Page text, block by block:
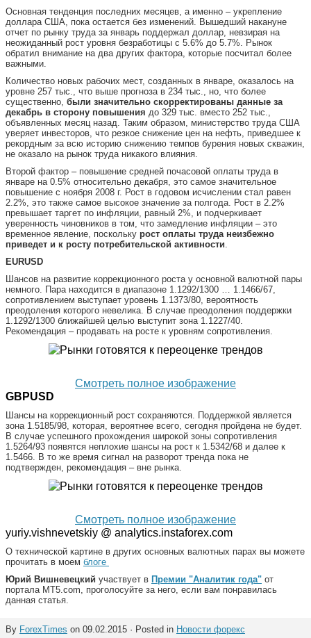
Основная тенденция последних месяцев, а именно – укрепление
доллара США, пока остается без изменений. Вышедший накануне
отчет по рынку труда за январь поддержал доллар, невзирая на
неожиданный рост уровня безработицы с 5.6% до 5.7%. Рынок
обратил внимание на два других фактора, которые посчитал более
важными.
Количество новых рабочих мест, созданных в январе, оказалось на
уровне 257 тыс., что выше прогноза в 234 тыс., но, что более
существенно, были значительно скорректированы данные за
декабрь в сторону повышения до 329 тыс. вместо 252 тыс.,
объявленных месяц назад. Таким образом, министерство труда США
уверяет инвесторов, что резкое снижение цен на нефть, приведшее к
рекордным за всю историю снижению темпов бурения новых скважин,
не оказало на рынок труда никакого влияния.
Второй фактор – повышение средней почасовой оплаты труда в
январе на 0.5% относительно декабря, это самое значительное
повышение с ноября 2008 г. Рост в годовом исчислении стал равен
2.2%, это также самое высокое значение за полгода. Рост в 2.2%
превышает таргет по инфляции, равный 2%, и подчеркивает
уверенность чиновников в том, что замедление инфляции – это
временное явление, поскольку рост оплаты труда неизбежно
приведет и к росту потребительской активности.
EURUSD
Шансов на развитие коррекционного роста у основной валютной пары
немного. Пара находится в диапазоне 1.1292/1300 … 1.1466/67,
сопротивлением выступает уровень 1.1373/80, вероятность
преодоления которого невелика. В случае преодоления поддержки
1.1292/1300 ближайшей целью выступит зона 1.1227/40.
Рекомендация – продавать на росте к уровням сопротивления.
Смотреть полное изображение
GBPUSD
Шансы на коррекционный рост сохраняются. Поддержкой является
зона 1.5185/98, которая, вероятнее всего, сегодня пройдена не будет.
В случае успешного прохождения широкой зоны сопротивления
1.5264/93 появятся неплохие шансы на рост к 1.5342/68 и далее к
1.5466. В то же время сигнал на разворот тренда пока не
подтвержден, рекомендация – вне рынка.
Смотреть полное изображение
yuriy.vishnevetskiy @ analytics.instaforex.com
О технической картине в других основных валютных парах вы можете
прочитать в моем блоге
Юрий Вишневецкий участвует в Премии "Аналитик года" от
портала MT5.com, проголосуйте за него, если вам понравилась
данная статья.
By ForexTimes on 09.02.2015 · Posted in Новости форекс